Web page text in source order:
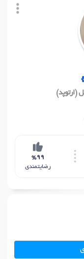
(ارتوپد)
%99
رضایتمندی